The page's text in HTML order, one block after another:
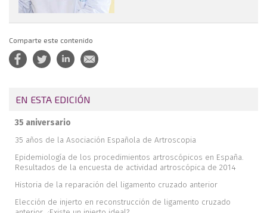
Comparte este contenido
EN ESTA EDICIÓN
35 aniversario
35 años de la Asociación Española de Artroscopia
Epidemiología de los procedimientos artroscópicos en España.
Resultados de la encuesta de actividad artroscópica de 2014
Historia de la reparación del ligamento cruzado anterior
Elección de injerto en reconstrucción de ligamento cruzado